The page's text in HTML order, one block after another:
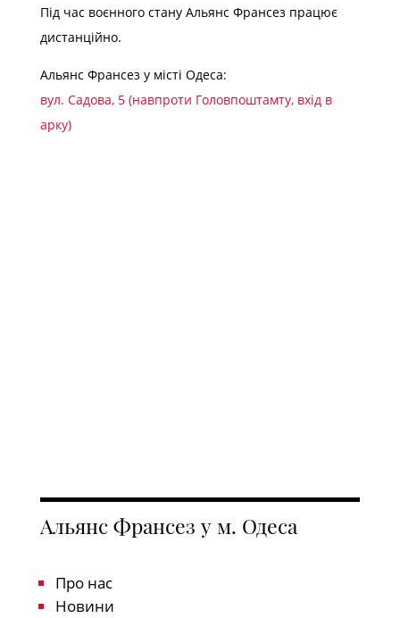
Під час воєнного стану Альянс Франсез працює
дистанційно.
Альянс Франсез у місті Одеса:
вул. Садова, 5 (навпроти Головпоштамту, вхід в
арку)
Альянс Франсез у м. Одеса
Про нас
Новини